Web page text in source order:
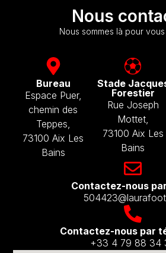
Nous
Nous sommes là pour
Bureau
Espace Puer,
chemin des
Teppes,
73100 Aix Les
Bains
Stade
Forestier
Rue Joseph
Mottet,
73100 Aix Les
Bains
Contactez-nous
Contactez-nous par
+33 4 79 88 34